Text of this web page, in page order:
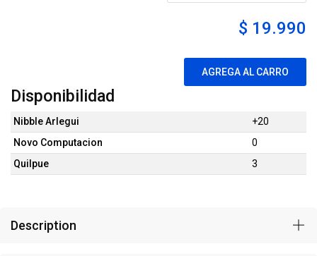
$ 19.990
AGREGA AL CARRO
Disponibilidad
Nibble Arlegui
+20
Novo Computacion
0
Quilpue
3
Description